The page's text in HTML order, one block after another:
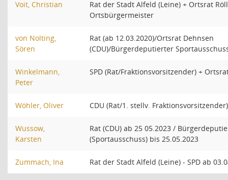
Voit, Christian
Rat der Stadt Alfeld (Leine) + Ortsrat
Ortsbürgermeister
von Nolting,
Sören
Rat (ab 12.03.2020)/Ortsrat Dehnsen
(CDU)/Bürgerdeputierter
Winkelmann,
Peter
SPD (Rat/Fraktionsvorsitzender) +
Wöhler, Oliver CDU (Rat/1. stellv.
Wussow,
Karsten
Rat (CDU) ab 25 05.2023 /
(Sportausschuss) bis 25.05.2023
Zummach, Ina Rat der Stadt Alfeld (Leine) - SPD ab